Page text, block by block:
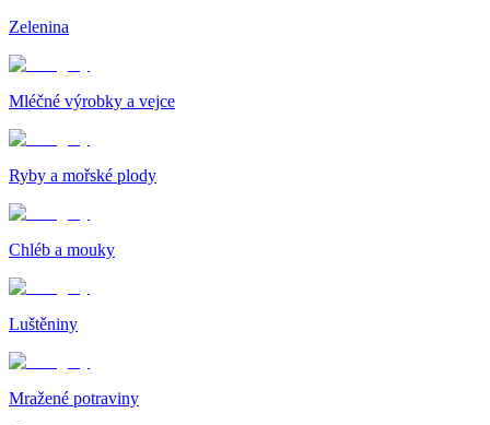
Zelenina
Mléčné výrobky a vejce
Ryby a mořské plody
Chléb a mouky
Luštěniny
Mražené potraviny